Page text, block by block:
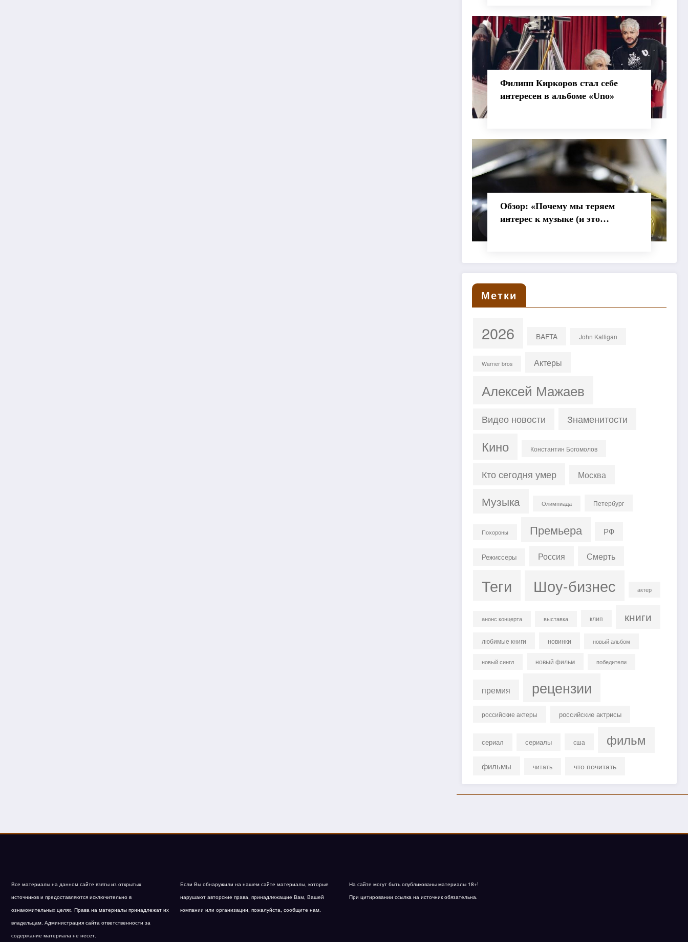
Филипп Киркоров стал себе
интересен в альбоме «Uno»
Обзор: «Почему мы теряем
интерес к музыке (и это
Метки
2026 BAFTA John Kalligan
Warner bros Актеры
Алексей Мажаев
Видео новости Знаменитости
Кино Константин Богомолов
Кто сегодня умер Москва
Музыка Олимпиада Петербург
Похороны Премьера РФ
Режиссеры Россия Смерть
Теги Шоу-бизнес актер
анонс концерта выставка клип книги
любимые книги новинки новый альбом
новый сингл новый фильм победители
премия рецензии
российские актеры российские актрисы
сериал сериалы сша фильм
фильмы читать что почитать
Все материалы на данном сайте взяты из открытых
источников и предоставляются исключительно в
ознакомительных целях. Права на материалы принадлежат их
владельцам. Администрация сайта ответственности за
содержание материала не несет.
Если Вы обнаружили на нашем сайте материалы, которые
нарушают авторские права, принадлежащие Вам, Вашей
компании или организации, пожалуйста, сообщите нам.
На сайте могут быть опубликованы материалы 18+!
При цитировании ссылка на источник обязательна.